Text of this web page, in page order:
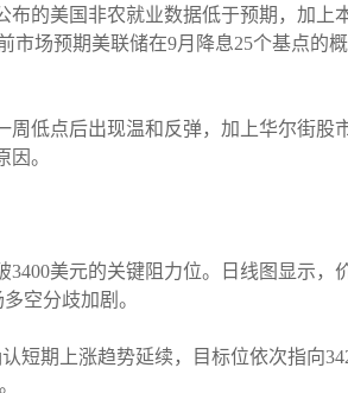
的美国非农就业数据低于预期，加上
场预期美联储在9月降息25个基点的
低点后出现温和反弹，加上华尔街股
。
美元的关键阻力位。日线图显示，
空分歧加剧。
短期上涨趋势延续，目标位依次指向